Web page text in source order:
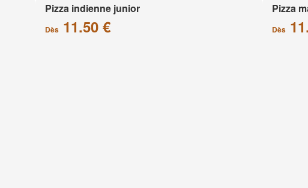
Pizza indienne junior
Dès11.50 €
Pizza
Dès